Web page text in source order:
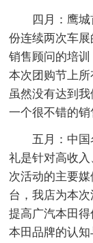
四月：鹰
份连续两次车
销售顾问的培
本次团购节上
虽然没有达到
一个很不错的销
五月：中
礼是针对高收
次活动的主要
台，我店为本
提高广汽本田
本田品牌的认